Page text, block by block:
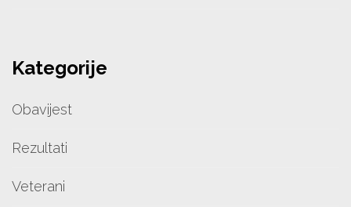
Kategorije
Obavijest
Rezultati
Veterani